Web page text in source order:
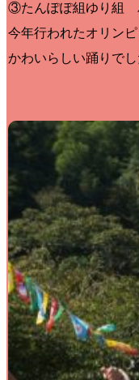
③たんぽぽ組ゆり組
今年行われたオリン
かわいらしい踊りでし